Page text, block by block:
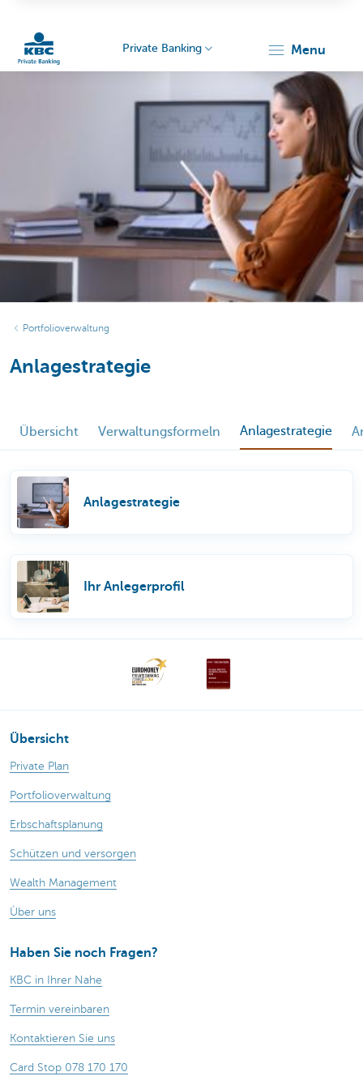
Particulieren
Private Banking menu
Portfolioverwaltung
Anlagestrategie
Übersicht Verwaltungsformeln Anlagestrategie
Anlagestrategie
Ihr Anlegerprofil
Übersicht
Private Plan
Portfolioverwaltung
Erbschaftsplanung
Schützen und versorgen
Wealth Management
Ùber uns
Haben Sie noch Fragen?
KBC in Ihrer Nahe
Termin vereinbaren
Kontaktieren Sie uns
Card Stop 078 170 170